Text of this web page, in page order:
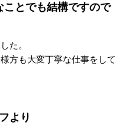
とでも結構ですので
た。
方も大変丁寧な仕事をして
より